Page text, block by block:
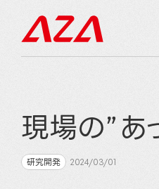
現場の”あ
研究開発 2024/03/01